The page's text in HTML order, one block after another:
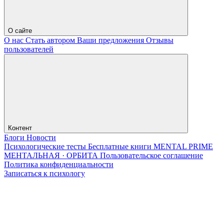
О сайте
О нас Стать автором Ваши предложения Отзывы
пользователей
Контент
Блоги Новости
Психологические тесты Бесплатные книги MENTAL PRIME
МЕНТАЛЬНАЯ · ОРБИТА Пользовательское соглашение
Политика конфиденциальности
Записаться к психологу